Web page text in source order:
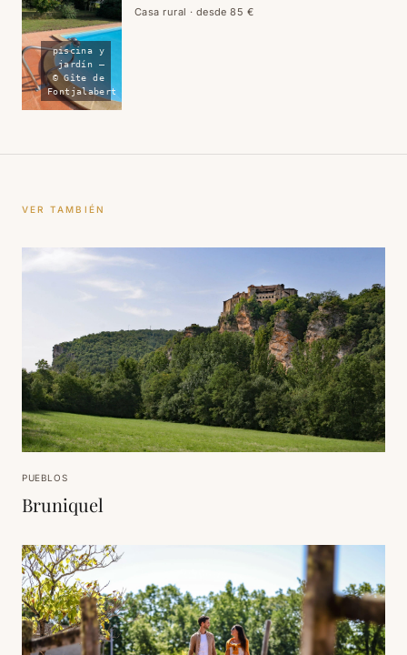
piscina y
jardín —
© Gîte de
Fontjalabert
Casa rural · desde 85 €
VER TAMBIÉN
PUEBLOS
Bruniquel